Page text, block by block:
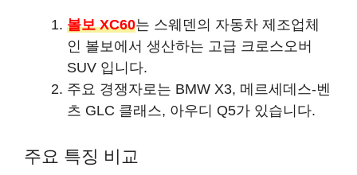
볼보 XC60는 스웨덴의 자동차 제조업체
인 볼보에서 생산하는 고급 크로스오버
SUV 입니다.
주요 경쟁자로는 BMW X3, 메르세데스-벤
츠 GLC 클래스, 아우디 Q5가 있습니다.
주요 특징 비교